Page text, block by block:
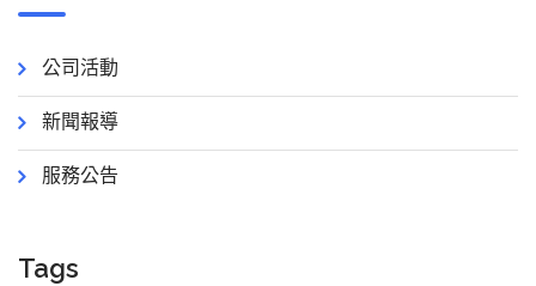
公司活動
新聞報導
服務公告
Tags